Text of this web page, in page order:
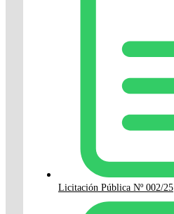
Licitación Pública Nº 002/25